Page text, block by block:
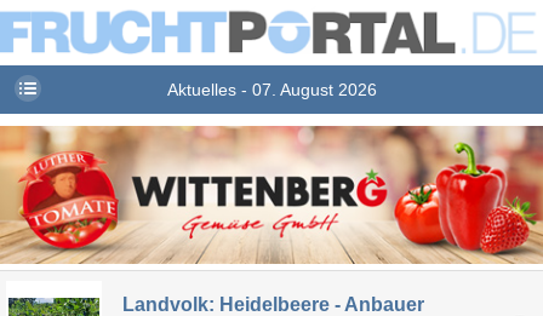
Aktuelles - 07. August 2026
Landvolk: Heidelbeere - Anbauer